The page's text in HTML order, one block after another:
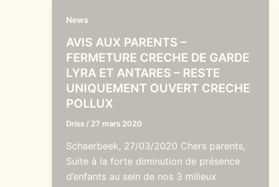
News
AVIS AUX PARENTS –
FERMETURE CRECHE DE GARDE
LYRA ET ANTARES – RESTE
UNIQUEMENT OUVERT CRECHE
POLLUX
Driss / 27 mars 2020
Schaerbeek, 27/03/2020 Chers parents,
Suite à la forte diminution de présence
d’enfants au sein de nos 3 milieux